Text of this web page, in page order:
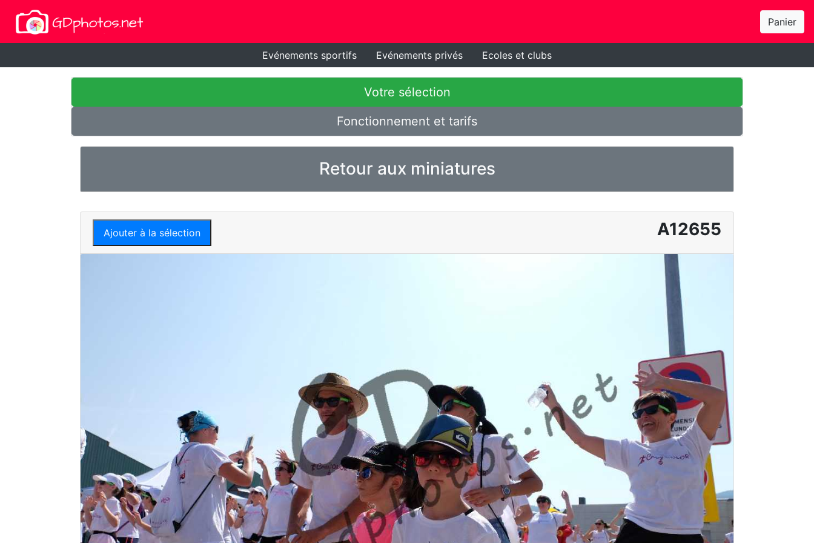
Panier
Evénements sportifs Evénements privés Ecoles et clubs
Votre sélection
Fonctionnement et tarifs
Retour aux miniatures
Ajouter à la sélection A12655